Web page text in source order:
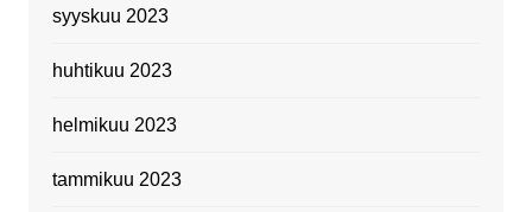
syyskuu 2023
huhtikuu 2023
helmikuu 2023
tammikuu 2023